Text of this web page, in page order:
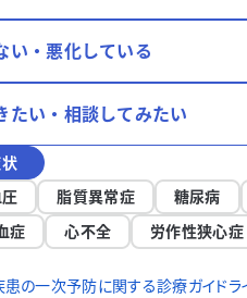
い・悪化している
たい・相談してみたい
脂質異常症 糖尿病
症
心不全 労作性狭心症
の一次予防に関する診療ガイド